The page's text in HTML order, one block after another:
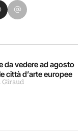
da vedere ad agosto
città d’arte europee
Giraud
su Pinterest
su WhatsApp
Condividi su Email